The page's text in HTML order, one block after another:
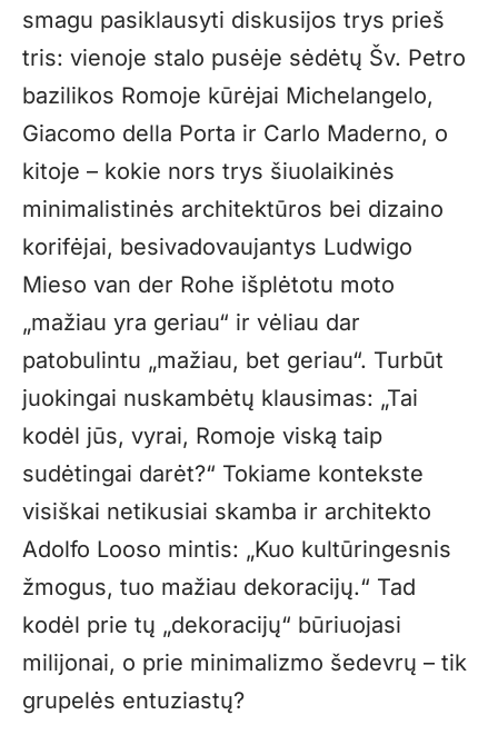
smagu pasiklausyti diskusijos trys prieš
tris: vienoje stalo pusėje sėdėtų Šv. Petro
bazilikos Romoje kūrėjai Michelangelo,
Giacomo della Porta ir Carlo Maderno, o
kitoje – kokie nors trys šiuolaikinės
minimalistinės architektūros bei dizaino
korifėjai, besivadovaujantys Ludwigo
Mieso van der Rohe išplėtotu moto
„mažiau yra geriau“ ir vėliau dar
patobulintu „mažiau, bet geriau“. Turbūt
juokingai nuskambėtų klausimas: „Tai
kodėl jūs, vyrai, Romoje viską taip
sudėtingai darėt?“ Tokiame kontekste
visiškai netikusiai skamba ir architekto
Adolfo Looso mintis: „Kuo kultūringesnis
žmogus, tuo mažiau dekoracijų.“ Tad
kodėl prie tų „dekoracijų“ būriuojasi
milijonai, o prie minimalizmo šedevrų – tik
grupelės entuziastų?